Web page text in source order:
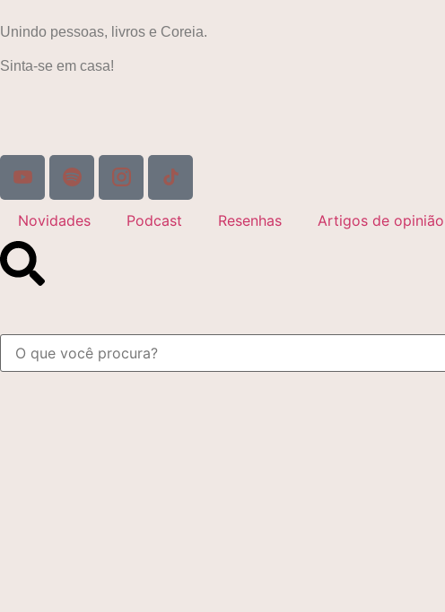
Unindo pessoas, livros e Coreia.
Sinta-se em casa!
Novidades Podcast Resenhas Artigos de opinião